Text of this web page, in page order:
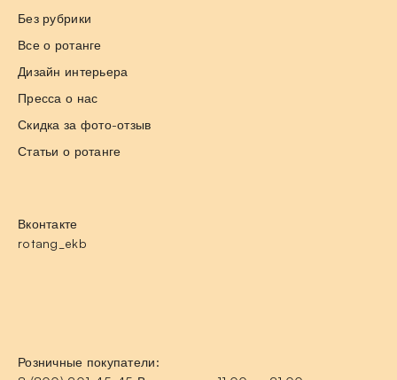
Без рубрики
Все о ротанге
Дизайн интерьера
Пресса о нас
Скидка за фото-отзыв
Статьи о ротанге
Вконтакте
rotang_ekb
Розничные покупатели: